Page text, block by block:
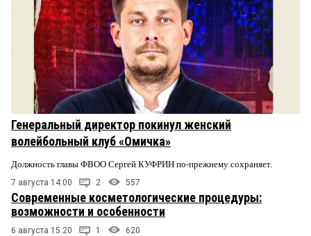
Генеральный директор покинул женский
волейбольный клуб «Омичка»
Должность главы ФВОО Сергей КУФРИН по-прежнему сохраняет.
7 августа 14:00 2 557
Современные косметологические процедуры:
возможности и особенности
6 августа 15:20 1 620